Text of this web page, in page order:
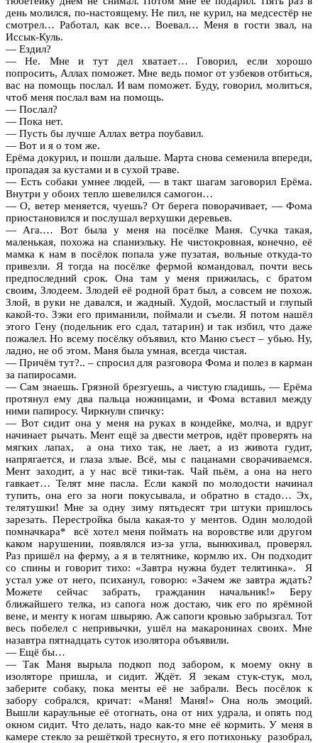
день молился, по-настоящему. Не пил, не курил, на медсестёр не
смотрел… Работал, как все… Воевал… Меня в гости звал, на
Иссык-Куль.
— Ездил?
— Не. Мне и тут дел хватает… Говорил, если хорошо
попросить, Аллах поможет. Мне ведь помог от узбеков отбиться,
вас на помощь послал. И вам поможет. Буду, говорил, молиться,
чтоб меня послал вам на помощь.
— Послал?
— Пока нет.
— Пусть бы лучше Аллах ветра поубавил.
— Вот и я о том же.
Ерёма докурил, и пошли дальше. Марта снова семенила впереди,
пропадая за кустами и в сухой траве.
— Есть собаки умнее людей, — в такт шагам заговорил Ерёма.
Внутри у обоих тепло шевелился самогон…
— О, ветер меняется, чуешь? От берега поворачивает, — Фома
приостановился и послушал верхушки деревьев.
— Ага.… Вот была у меня на посёлке Маня. Сучка такая,
маленькая, похожа на спаниэльку. Не чистокровная, конечно, её
мамка к нам в посёлок попала уже пузатая, вольные откуда-то
привезли. Я тогда на посёлке фермой командовал, почти весь
предпоследний срок. Она там у меня прижилась, с братом
своим, Злодеем. Злодей её родной брат был, а совсем не похож.
Злой, в руки не давался, и жадный. Худой, мосластый и глупый
какой-то. Зэки его приманили, поймали и съели. Я потом нашёл
этого Гену (подельник его сдал, татарин) и так избил, что даже
пожалел. Но всему посёлку объявил, кто Маню съест – убью. Ну,
ладно, не об этом. Маня была умная, всегда чистая.
— Причём тут?.. – спросил для разговора Фома и полез в карман
за папиросами.
— Сам знаешь. Грязной брезгуешь, а чистую гладишь, — Ерёма
протянул ему два пальца ножницами, и Фома вставил между
ними папиросу. Чиркнули спичку:
— Вот сидит она у меня на руках в кондейке, молча, и вдруг
начинает рычать. Мент ещё за двести метров, идёт проверять на
мягких лапах, а она тихо так, не лает, а из живота гудит,
напрягается, и глаза злые. Всё, мы с пацанами сворачиваемся.
Мент заходит, а у нас всё тики-так. Чай пьём, а она на него
гавкает… Телят мне пасла. Если какой по молодости начинал
тупить, она его за ноги покусывала, и обратно в стадо… Эх,
телятушки! Мне за одну зиму пятьдесят три штуки пришлось
зарезать. Перестройка была какая-то у ментов. Один молодой
помначкара* всё хотел меня поймать на воровстве или другом
каком нарушении, появлялся из-за угла, вынюхивал, проверял.
Раз пришёл на ферму, а я в телятнике, кормлю их. Он подходит
со спины и говорит тихо: «Завтра нужна будет телятинка». Я
устал уже от него, психанул, говорю: «Зачем же завтра ждать?
Можете сейчас забрать, гражданин начальник!» Беру
ближайшего телка, из сапога нож достаю, чик его по ярёмной
вене, и менту к ногам швыряю. Аж сапоги кровью забрызгал. Тот
весь побелел с непривычки, ушёл на макаронинах своих. Мне
назавтра пятнадцать суток изолятора объявили.
— Ещё бы…
— Так Маня вырыла подкоп под забором, к моему окну в
изоляторе пришла, и сидит. Ждёт. Я зекам стук-стук, мол,
заберите собаку, пока менты её не забрали. Весь посёлок к
забору собрался, кричат: «Маня! Маня!» Она ноль эмоций.
Вышли караульные её отогнать, она от них удрала, и опять под
окном сидит. Что делать, надо как-то мне её кормить. У меня в
камере стекло за решёткой треснуто, я его потихоньку разобрал,